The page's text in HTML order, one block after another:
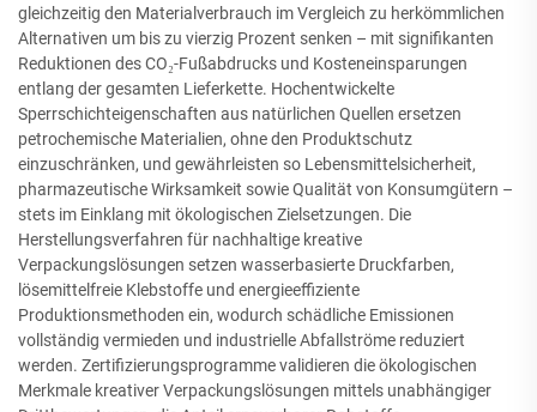
gleichzeitig den Materialverbrauch im Vergleich zu herkömmlichen
Alternativen um bis zu vierzig Prozent senken – mit signifikanten
Reduktionen des CO₂-Fußabdrucks und Kosteneinsparungen
entlang der gesamten Lieferkette. Hochentwickelte
Sperrschichteigenschaften aus natürlichen Quellen ersetzen
petrochemische Materialien, ohne den Produktschutz
einzuschränken, und gewährleisten so Lebensmittelsicherheit,
pharmazeutische Wirksamkeit sowie Qualität von Konsumgütern –
stets im Einklang mit ökologischen Zielsetzungen. Die
Herstellungsverfahren für nachhaltige kreative
Verpackungslösungen setzen wasserbasierte Druckfarben,
lösemittelfreie Klebstoffe und energieeffiziente
Produktionsmethoden ein, wodurch schädliche Emissionen
vollständig vermieden und industrielle Abfallströme reduziert
werden. Zertifizierungsprogramme validieren die ökologischen
Merkmale kreativer Verpackungslösungen mittels unabhängiger